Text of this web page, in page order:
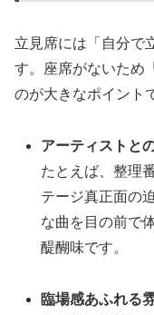
立見席には「自分で
す。座席がないため
のが大きなポイント
アーティストと
たとえば、整理
テージ真正面の
な曲を目の前で
醍醐味です。
臨場感あふれる